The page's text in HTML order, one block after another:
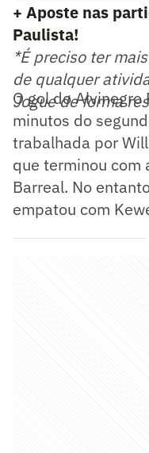
+ Aposte nas
Paulista!
*É preciso ter
de qualquer
Jogue de forma
O gol do
minutos do
trabalhada por
que terminou com
Barreal. No
empatou com